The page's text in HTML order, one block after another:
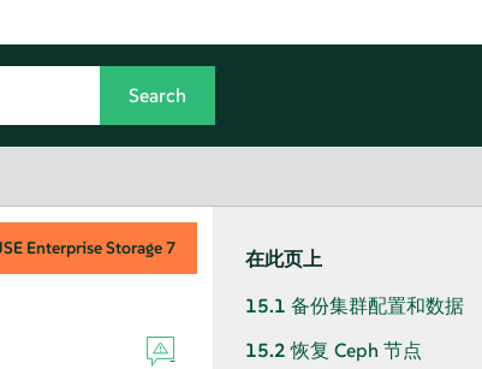
Enterprise Storage7 在此页上
15.1 备份集群配置和数据
15.2恢复 Ceph 节点